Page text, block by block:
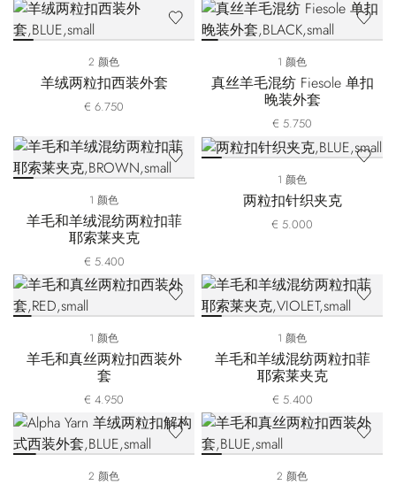
2 颜色
羊绒两粒扣西装外套
€ 6.750
1 颜色
真丝羊毛混纺 Fiesole 单扣
晚装外套
€ 5.750
1 颜色
羊毛和羊绒混纺两粒扣菲
耶索莱夹克
€ 5.400
1 颜色
两粒扣针织夹克
€ 5.000
1 颜色
羊毛和真丝两粒扣西装外
套
€ 4.950
1 颜色
羊毛和羊绒混纺两粒扣菲
耶索莱夹克
€ 5.400
2 颜色 2 颜色